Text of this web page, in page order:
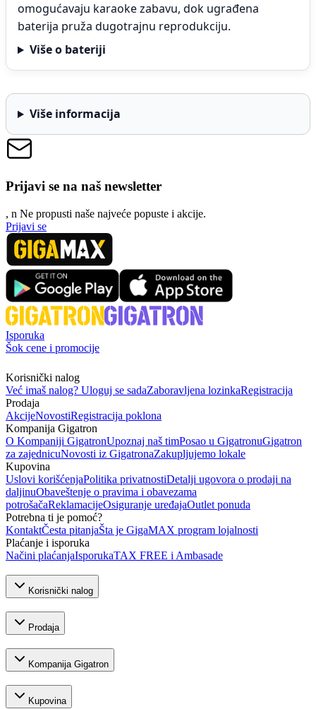
omogućavaju karaoke zabavu, dok ugrađena
baterija pruža dugotrajnu reprodukciju.
Više o bateriji
Više informacija
Prijavi se na naš newsletter
, n Ne propusti naše najveće popuste i akcije.
Prijavi se
Isporuka
Šok cene i promocije
Korisnički nalog
Već imaš nalog? Uloguj se sadaZaboravljena lozinkaRegistracija
Prodaja
AkcijeNovostiRegistracija poklona
Kompanija Gigatron
O Kompaniji GigatronUpoznaj naš timPosao u GigatronuGigatron
za zajednicuNovosti iz GigatronaZakupljujemo lokale
Kupovina
Uslovi korišćenjaPolitika privatnostiDetalji ugovora o prodaji na
daljinuObaveštenje o pravima i obavezama
potrošačaReklamacijeOsiguranje uređajaOutlet ponuda
Potrebna ti je pomoć?
KontaktČesta pitanjaŠta je GigaMAX program lojalnosti
Plaćanje i isporuka
Načini plaćanjaIsporukaTAX FREE i Ambasade
Korisnički nalog
Prodaja
Kompanija Gigatron
Kupovina